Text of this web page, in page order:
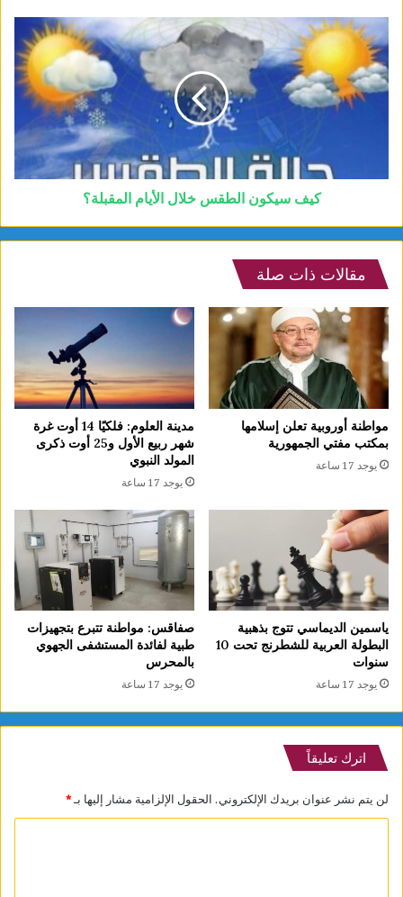
كيف سيكون الطقس خلال الأيام المقبلة؟
مقالات ذات صلة
مواطنة أوروبية تعلن إسلامها
بمكتب مفتي الجمهورية
يوجد 17 ساعة
مدينة العلوم: فلكيًا 14 أوت غرة
شهر ربيع الأول و25 أوت ذكرى
المولد النبوي
يوجد 17 ساعة
ياسمين الديماسي تتوج بذهبية
البطولة العربية للشطرنج تحت 10
سنوات
يوجد 17 ساعة
صفاقس: مواطنة تتبرع بتجهيزات
طبية لفائدة المستشفى الجهوي
بالمحرس
يوجد 17 ساعة
اترك تعليقاً
لن يتم نشر عنوان بريدك الإلكتروني. الحقول الإلزامية مشار إليها بـ*